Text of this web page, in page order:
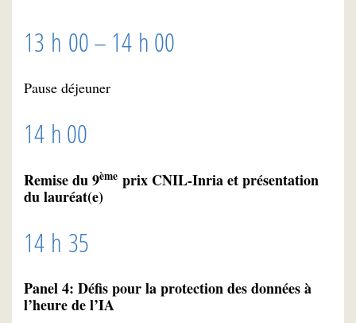
13 h 00 – 14 h 00
Pause déjeuner
14 h 00
Remise du 9ème prix CNIL-Inria et présentation
du lauréat(e)
14 h 35
Panel 4: Défis pour la protection des données à
l’heure de l’IA